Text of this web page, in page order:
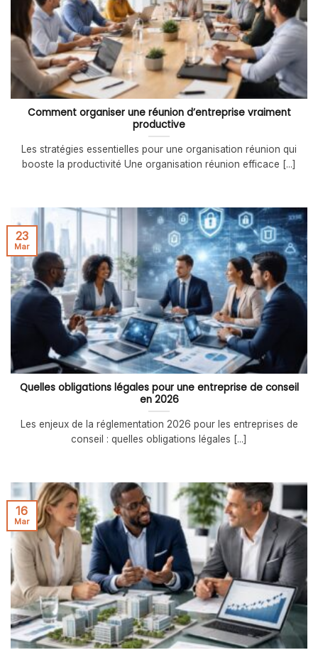
Comment organiser une réunion d’entreprise vraiment
productive
Les stratégies essentielles pour une organisation réunion qui
booste la productivité Une organisation réunion efficace [...]
Quelles obligations légales pour une entreprise de conseil
en 2026
Les enjeux de la réglementation 2026 pour les entreprises de
conseil : quelles obligations légales [...]
23
Mar
16
Mar